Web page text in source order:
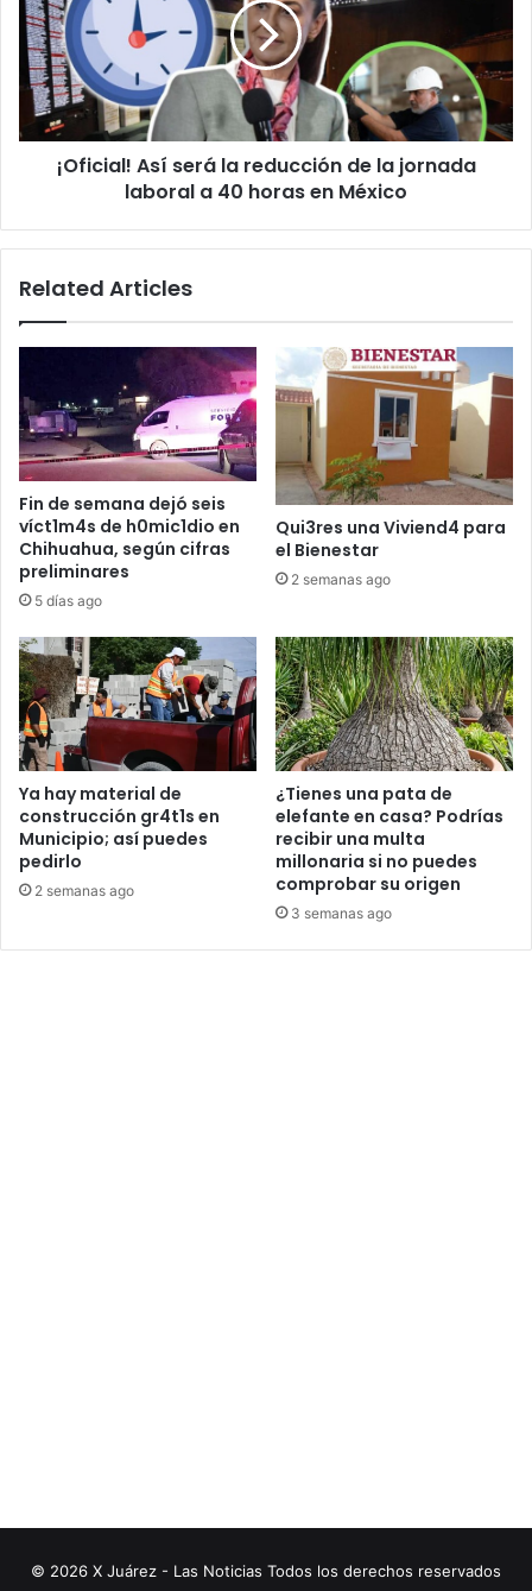
la
reducción
de
la
jornada
laboral
¡Oficial! Así será la reducción de la jornada
laboral a 40 horas en México
Related Articles
Fin de semana dejó seis
víct1m4s de h0mic1dio en
Chihuahua, según cifras
preliminares
5 días ago
Qui3res una Viviend4 para
el Bienestar
2 semanas ago
Ya hay material de
construcción gr4t1s en
Municipio; así puedes
pedirlo
2 semanas ago
¿Tienes una pata de
elefante en casa? Podrías
recibir una multa
millonaria si no puedes
comprobar su origen
3 semanas ago
© 2026 X Juárez - Las Noticias Todos los derechos reservados